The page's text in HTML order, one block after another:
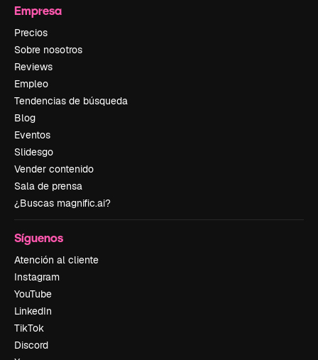
Empresa
Precios
Sobre nosotros
Reviews
Empleo
Tendencias de búsqueda
Blog
Eventos
Slidesgo
Vender contenido
Sala de prensa
¿Buscas magnific.ai?
Síguenos
Atención al cliente
Instagram
YouTube
LinkedIn
TikTok
Discord